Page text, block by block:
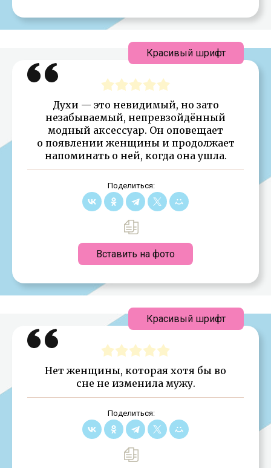
Духи — это невидимый, но зато
незабываемый, непревзойдённый
модный аксессуар. Он оповещает
о появлении женщины и продолжает
напоминать о ней, когда она ушла.
Поделиться:
Вставить на фото
Красивый шрифт
Нет женщины, которая хотя бы во
сне не изменила мужу.
Поделиться:
Красивый шрифт